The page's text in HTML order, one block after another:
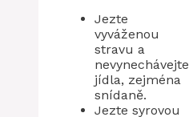
Jezte
vyváženou
stravu a
nevynechávejte
jídla, zejména
snídaně.
Jezte syrovou